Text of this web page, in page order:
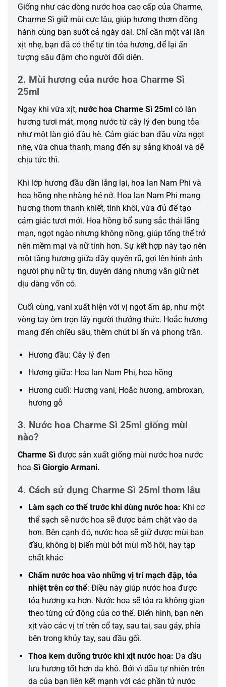
Giống như các dòng nước hoa cao cấp của Charme,
Charme Sì giữ mùi cực lâu, giúp hương thơm đồng
hành cùng bạn suốt cả ngày dài. Chỉ cần một vài lần
xịt nhẹ, bạn đã có thể tự tin tỏa hương, để lại ấn
tượng sâu đậm cho người đối diện.
2. Mùi hương của nước hoa Charme Sì
25ml
Ngay khi vừa xịt, nước hoa Charme Sì 25ml có làn
hương tươi mát, mọng nước từ cây lý đen bung tỏa
như một làn gió đầu hè. Cảm giác ban đầu vừa ngọt
nhẹ, vừa chua thanh, mang đến sự sảng khoái và dễ
chịu tức thì.
Khi lớp hương đầu dần lắng lại, hoa lan Nam Phi và
hoa hồng nhẹ nhàng hé nở. Hoa lan Nam Phi mang
hương thơm thanh khiết, tinh khôi, vừa đủ để tạo
cảm giác tươi mới. Hoa hồng bổ sung sắc thái lãng
mạn, ngọt ngào nhưng không nồng, giúp tổng thể trở
nên mềm mại và nữ tính hơn. Sự kết hợp này tạo nên
một tầng hương giữa đầy quyến rũ, gợi lên hình ảnh
người phụ nữ tự tin, duyên dáng nhưng vẫn giữ nét
dịu dàng vốn có.
Cuối cùng, vani xuất hiện với vị ngọt ấm áp, như một
vòng tay ôm trọn lấy người thưởng thức. Hoắc hương
mang đến chiều sâu, thêm chút bí ẩn và phong trần.
Hương đầu: Cây lý đen
Hương giữa: Hoa lan Nam Phi, hoa hồng
Hương cuối: Hương vani, Hoắc hương, ambroxan,
hương gỗ
3. Nước hoa Charme Sì 25ml giống mùi
nào?
Charme Sì được sản xuất giống mùi nước hoa nước
hoa Sì Giorgio Armani.
4. Cách sử dụng Charme Sì 25ml thơm lâu
Làm sạch cơ thể trước khi dùng nước hoa: Khi cơ
thể sạch sẽ nước hoa sẽ được bám chặt vào da
hơn. Bên cạnh đó, nước hoa sẽ giữ được mùi ban
đầu, không bị biến mùi bởi mùi mồ hôi, hay tạp
chất khác
Chấm nước hoa vào nhữngvị trí mạch đập, tỏa
nhiệt trên cơ thể: Điều này giúp nước hoa được
tỏa hương xa hơn. Nước hoa sẽ tỏa ra không gian
theo từng cử động của cơ thể. Điển hình, bạn nên
xịt vào các vị trí trên cổ tay, sau tai, sau gáy, phía
bên trong khủy tay, sau đầu gối.
Thoa kem dưỡng trước khi xịt nước hoa: Da dầu
lưu hương tốt hơn da khô. Bởi vì dầu tự nhiên trên
da của bạn liên kết mạnh với các phần tử nước